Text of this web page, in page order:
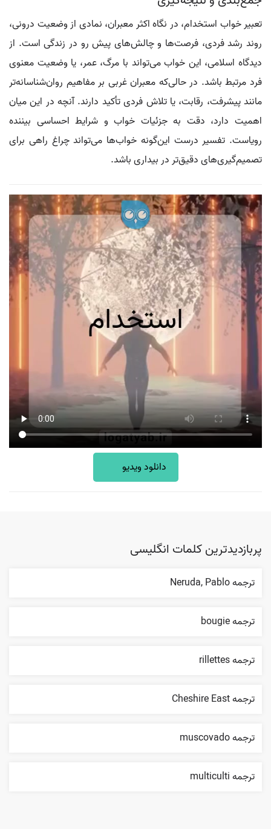
تعبیر خواب استخدام، در نگاه اکثر معبران، نمادی از وضعیت درونی،
روند رشد فردی، فرصت‌ها و چالش‌های پیش رو در زندگی است. از
دیدگاه اسلامی، این خواب می‌تواند با مرگ، عمر، یا وضعیت معنوی
فرد مرتبط باشد. در حالی‌که معبران غربی بر مفاهیم روان‌شناسانه‌تر
مانند پیشرفت، رقابت، یا تلاش فردی تأکید دارند. آنچه در این میان
اهمیت دارد، دقت به جزئیات خواب و شرایط احساسی بیننده
رویاست. تفسیر درست این‌گونه خواب‌ها می‌تواند چراغ راهی برای
تصمیم‌گیری‌های دقیق‌تر در بیداری باشد.
دانلود ویدیو
پربازدیدترین کلمات انگلیسی
ترجمه Neruda, Pablo
ترجمه bougie
ترجمه rillettes
ترجمه Cheshire East
ترجمه muscovado
ترجمه multiculti